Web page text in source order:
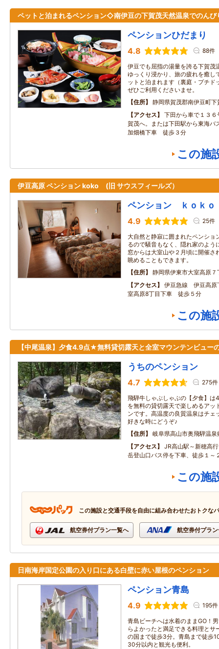
ペットと泊まれるペンション◇南伊豆の下賀茂天然温泉でのんび
ペンションひだまり
4.8 88件
伊豆でも屈指の湯量を誇る下賀茂
ゆっくり浸かり、旅の疲れを癒し
ットと泊まれます（裏庭・プチド
ぜひご利用くださいませ。
住所
静岡県賀茂郡南伊豆町下
アクセス
下田から車で１３
賀茂へ。または下田駅から東海
加畑橋下車 徒歩３分
この施
伊豆高原 ペンション koko (旧 サウスフィールズ）
ペンション ｋｏｋｏ
4.9 25件
大自然と静寂に囲まれたペンショ
るので騒音もなく、隠れ家のよう
窓からは大室山や２月頃に開催さ
眺めることもできます。
住所
静岡県伊東市大室高原７
アクセス
伊豆急線 伊豆高
室高原8丁目下車 徒歩５分
この施
【中尾温泉】夕食4.9点★無料貸切露天と全室マウンテンビュー
うちのペンション
4.7 275件
飛騨牛しゃぶしゃぶの【夕食】
を無料の貸切露天で楽しめるアッ
ンです。高温度の良質温泉はチェ
好きな時にどうぞ♪
住所
岐阜県高山市奥飛騨温泉
アクセス
JR高山駅～新穂高
岳登山口バス停を下車、徒歩１～
この施
この施設と交通手段を自由に組み合わせたおトクな
航空券付プラン一覧へ 航空券付プラ
日南海岸国定公園の入り口にある白壁に赤い屋根のペンション
ペンション青島
4.9 195件
青島ビーチへは水着のままGO！
らよかったと満足できる料理とサ
の国まで徒歩3分。青島まで徒歩
30分以内と観光も便利。